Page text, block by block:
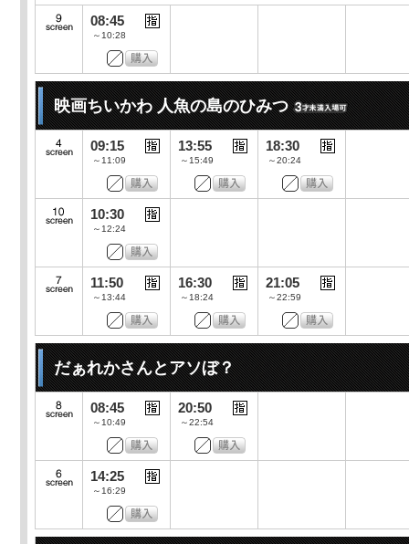
08:45
～10:28
映画ちいかわ 人魚の島のひみつ
09:15
～11:09
13:55
～15:49
18:30
～20:24
10:30
～12:24
11:50
～13:44
16:30
～18:24
21:05
～22:59
だぁれかさんとアソぼ？
08:45
～10:49
20:50
～22:54
14:25
～16:29